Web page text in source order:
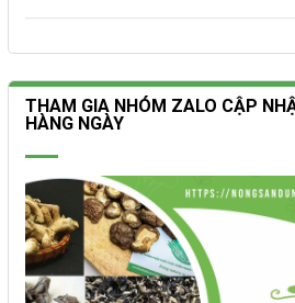
THAM GIA NHÓM ZALO CẬP
HÀNG NGÀY